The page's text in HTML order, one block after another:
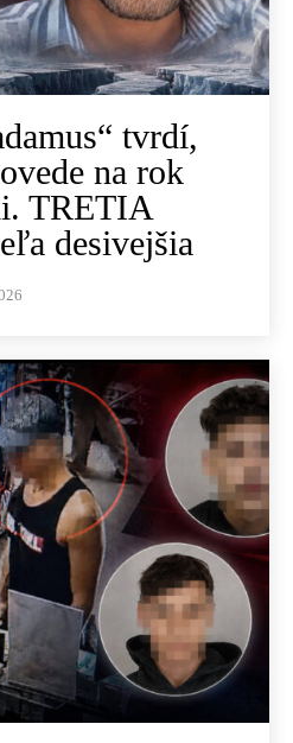
tvrdí,
na rok
TRETIA
desivejšia